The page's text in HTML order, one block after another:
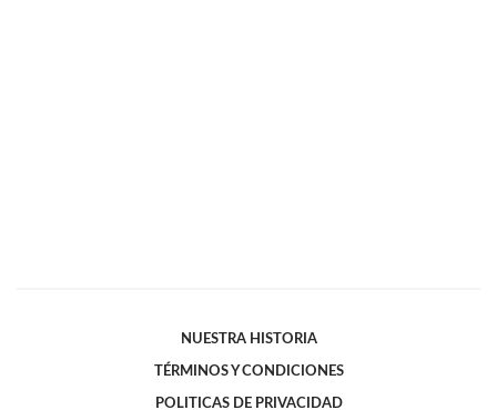
NUESTRA HISTORIA
TÉRMINOS Y CONDICIONES
POLITICAS DE PRIVACIDAD